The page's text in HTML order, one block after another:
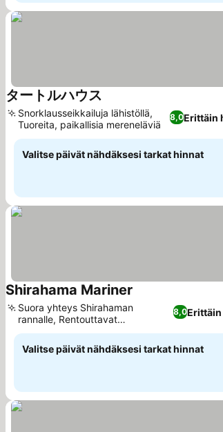
タートルハウス
8,0Erittäin
Snorklausseikkailuja lähistöllä,
Tuoreita, paikallisia mereneläviä
Valitse päivät nähdäksesi tarkat hinnat
Shirahama Mariner
8,0Erittäin
Suora yhteys Shirahaman
rannalle, Rentouttavat
hierontapalvelut
Valitse päivät nähdäksesi tarkat hinnat